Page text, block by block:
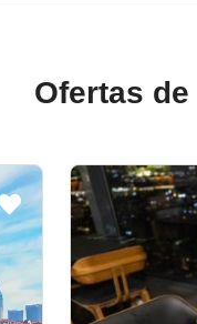
Ofertas